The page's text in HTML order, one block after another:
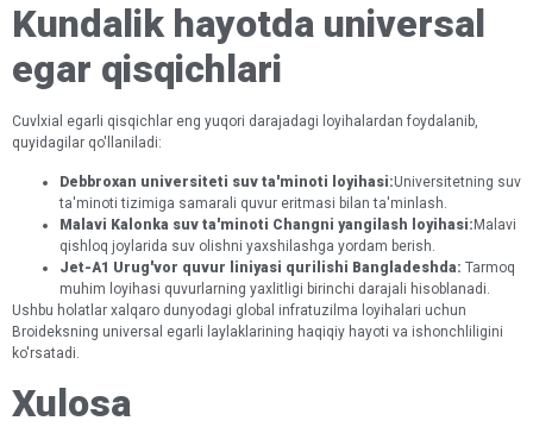
Kundalik hayotda universal
egar qisqichlari
Cuvlxial egarli qisqichlar eng yuqori darajadagi loyihalardan foydalanib,
quyidagilar qo'llaniladi:
Debbroxan universiteti suv ta'minoti loyihasi:Universitetning suv
ta'minoti tizimiga samarali quvur eritmasi bilan ta'minlash.
Malavi Kalonka suv ta'minoti Changni yangilash loyihasi:Malavi
qishloq joylarida suv olishni yaxshilashga yordam berish.
Jet-A1 Urug'vor quvur liniyasi qurilishi Bangladeshda: Tarmoq
muhim loyihasi quvurlarning yaxlitligi birinchi darajali hisoblanadi.
Ushbu holatlar xalqaro dunyodagi global infratuzilma loyihalari uchun
Broideksning universal egarli laylaklarining haqiqiy hayoti va ishonchliligini
ko'rsatadi.
Xulosa